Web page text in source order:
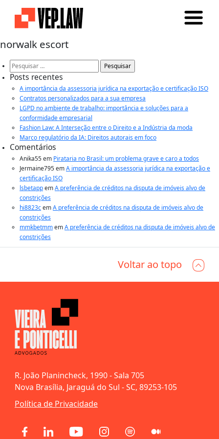
norwalk escort
Pesquisar
por:
Posts recentes
A importância da assessoria jurídica na exportação e certificação ISO
Contratos personalizados para a sua empresa
LGPD no ambiente de trabalho: importância e soluções para a
conformidade empresarial
Fashion Law: A Interseção entre o Direito e a Indústria da moda
Marco regulatório da IA: Direitos autorais em foco
Comentários
Anika55em Pirataria no Brasil: um problema grave e caro a todos
Jermaine795emA importância da assessoria jurídica na exportação e
certificação ISO
lsbetappemA preferência de créditos na disputa de imóveis alvo de
constrições
hi8823cemA preferência de créditos na disputa de imóveis alvo de
constrições
mmkbetmmemA preferência de créditos na disputa de imóveis alvo de
constrições
Voltar ao topo
R. João Planincheck, 1990 - Sala 705
Nova Brasília, Jaraguá do Sul - SC, 89253-105
Política de Privacidade